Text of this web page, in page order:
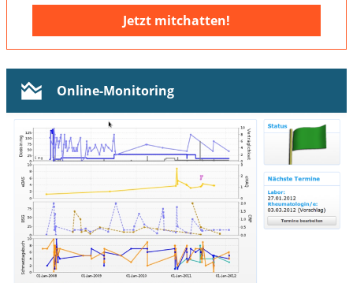
Jetzt mitchatten!
Online-Monitoring